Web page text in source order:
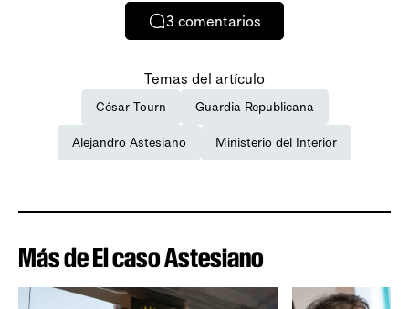
3 comentarios
Temas del artículo
César Tourn Guardia Republicana
Alejandro Astesiano Ministerio del Interior
Más de El caso Astesiano